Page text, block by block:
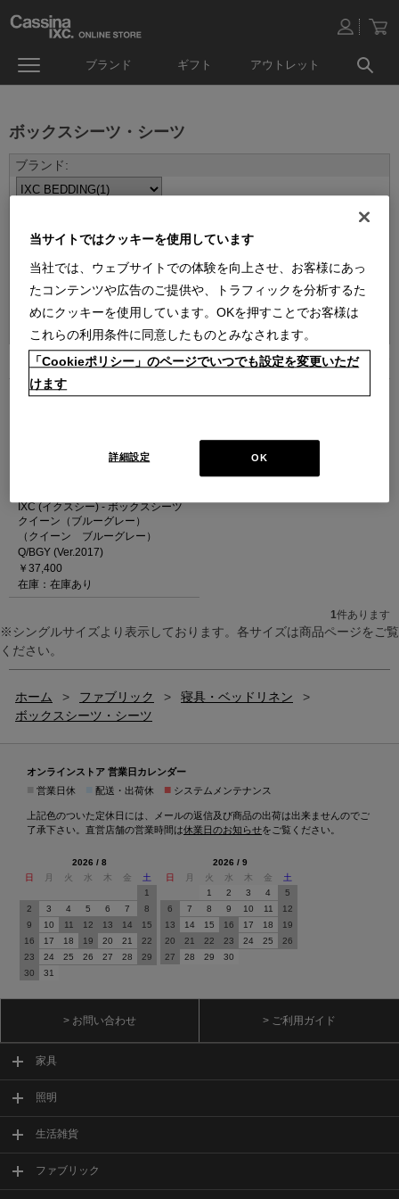
ブランド ギフト アウトレット
ボックスシーツ・シーツ
並べ替え：
1件あります
IXC (イクスシー) - ボックスシーツ
クイーン（ブルーグレー）
（クイーン ブルーグレー）
Q/BGY (Ver.2017)
￥37,400
在庫：在庫あり
1件あります
※シングルサイズより表示しております。各サイズは商品ページをご覧
ください。
ホーム > ファブリック > 寝具・ベッドリネン
>
ボックスシーツ・シーツ
オンラインストア 営業日カレンダー
営業日休 配送・出荷休 ■ システムメンテナンス
上記色のついた定休日には、メールの返信及び商品の出荷は出来ませんのでご
了承下さい。直営店舗の営業時間は休業日のお知らせをご覧ください。
2026 / 8
日
月 火 水 木 金
土
1
2
3 4 5 6 7
8
9
10 11 12 13 14
15
16
17 18 19 20 21
22
23
24 25 26 27 28
29
30
31
2026 / 9
日
月 火 水 木 金
土
1
2 3 4
5
6
7 8 9 10 11
12
13
14 15 16 17 18
19
20
21 22 23 24 25
26
27
28 29 30
> お問い合わせ > ご利用ガイド
家具
照明
生活雑貨
ファブリック
当サイトではクッキーを使用しています
当社では、ウェブサイトでの体験を向上させ、お客様にあっ
たコンテンツや広告のご提供や、トラフィックを分析するた
めにクッキーを使用しています。OKを押すことでお客様は
これらの利用条件に同意したものとみなされます。
「Cookieポリシー」のページでいつでも設定を変更いただ
けます
OK
詳細設定